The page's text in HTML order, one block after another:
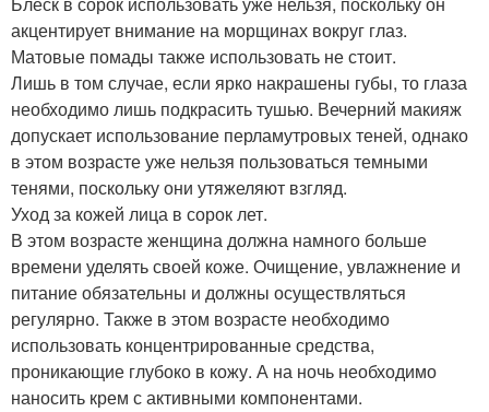
акцентирует внимание на морщинах вокруг глаз.
Матовые помады также использовать не стоит.
Лишь в том случае, если ярко накрашены губы, то глаза
необходимо лишь подкрасить тушью. Вечерний макияж
допускает использование перламутровых теней, однако
в этом возрасте уже нельзя пользоваться темными
тенями, поскольку они утяжеляют взгляд.
Уход за кожей лица в сорок лет.
В этом возрасте женщина должна намного больше
времени уделять своей коже. Очищение, увлажнение и
питание обязательны и должны осуществляться
регулярно. Также в этом возрасте необходимо
использовать концентрированные средства,
проникающие глубоко в кожу. А на ночь необходимо
наносить крем с активными компонентами.